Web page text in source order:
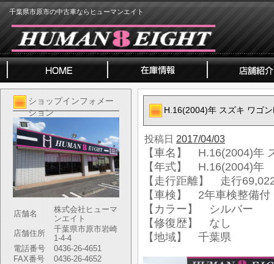
千葉県市原市の中古車ならヒューマンエイト
ショップインフォメー
ション
店舗名
株式会社ヒューマ
ンエイト
店舗住所
千葉県市原市岩崎
1-4-4
電話番号
0436-26-4651
FAX番号
0436-26-4652
H.16(2004)年 スズキ ワゴ
投稿日 2017/04/03
【車名】 H.16(2004)年
【年式】 H.16(2004)年
【走行距離】 走行
【車検】 2年車検整備付
【カラー】 シルバー
【修復歴】 なし
【地域】 千葉県